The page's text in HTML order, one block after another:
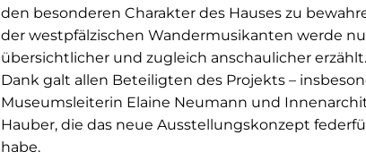
den besonderen Charakter des Hauses zu
der westpfälzischen Wandermusikanten werde
übersichtlicher und zugleich anschaulicher
Dank galt allen Beteiligten des Projekts –
Museumsleiterin Elaine Neumann und
Hauber, die das neue Ausstellungskonzept
habe.